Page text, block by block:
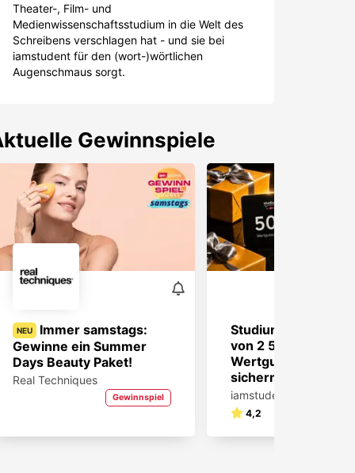
Theater-, Film- und
Medienwissenschaftsstudium in die Welt des
Schreibens verschlagen hat - und sie bei
iamstudent für den (wort-)wörtlichen
Augenschmaus sorgt.
Gewinnspiele
NEU
Immer samstags:
Gewinne ein Summer
Days Beauty Paket!
Real Techniques
Gewinnspiel
Studium bewerten
von 2 500€
Wertgutscheinen
sichern!
iamstudent.de
4,2